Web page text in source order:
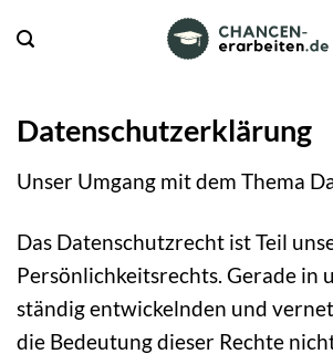
Inhalt
Datenschutzerklärung
Unser Umgang mit dem Thema
Das Datenschutzrecht ist Teil
Persönlichkeitsrechts. Gerade in
ständig entwickelnden und
die Bedeutung dieser Rechte